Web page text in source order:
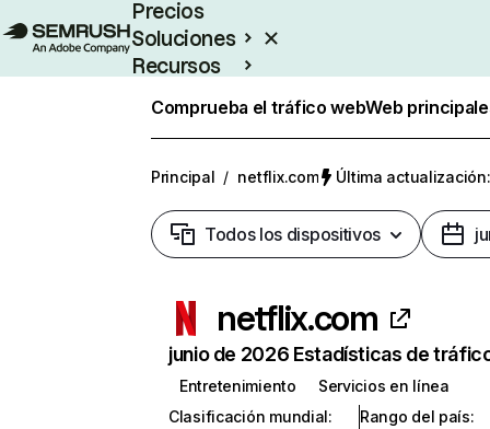
Precios
Soluciones
Recursos
Comprueba el tráfico webWeb
Principal / netflix.com Última
Todos los dispositivos
netflix.com
junio de 2026 Estadísticas de
Entretenimiento
Servicios en línea
Clasificación mundial:
Rango del país: